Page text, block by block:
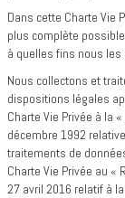
Dans cette Charte Vie
plus complète
à quelles fins nous les
Nous collectons et
dispositions légales
Charte Vie Privée à la
décembre 1992
traitements de
Charte Vie Privée au
27 avril 2016 relatif à